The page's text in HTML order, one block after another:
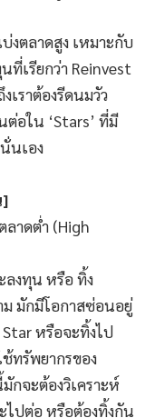
ตลาดสูง เหมาะกับ
ที่เรียกว่า Reinvest
เราต้องรีดนมวัว
อใน ‘Stars’ ที่มี
นเอง
]
ลาดต่ำ (High
ลงทุน หรือ ทิ้ง
ม มักมีโอกาสซ่อนอยู่
หรือจะทิ้งไป
ทรัพยากรของ
จะต้องวิเคราะห์
ไปต่อ หรือต้องทิ้งกัน